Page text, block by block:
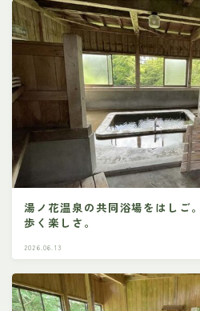
湯ノ花温泉の共同浴場をはしご
歩く楽しさ。
2026.06.13